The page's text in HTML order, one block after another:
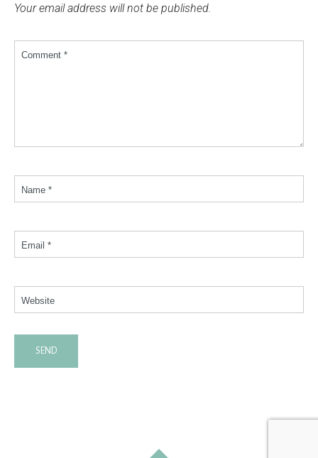
Your email address will not be published.
Comment *
Name *
Email *
Website